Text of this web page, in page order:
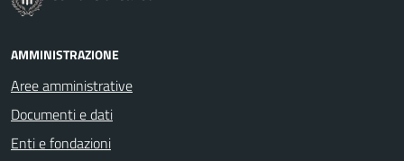
AMMINISTRAZIONE
Aree amministrative
Documenti e dati
Enti e fondazioni